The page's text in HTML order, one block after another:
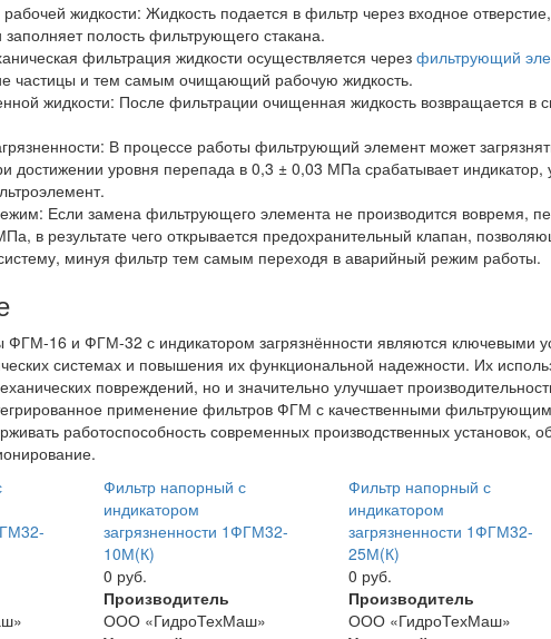
жидкости: Жидкость подается в фильтр через входное
заполняет полость фильтрующего стакана.
фильтрация жидкости осуществляется через фильтрующий
частицы и тем самым очищающий рабочую жидкость.
жидкости: После фильтрации очищенная жидкость возвращается в
В процессе работы фильтрующий элемент может
достижении уровня перепада в 0,3 ± 0,03 МПа срабатывает
Если замена фильтрующего элемента не производится вовремя,
в результате чего открывается предохранительный клапан,
минуя фильтр тем самым переходя в аварийный режим работы.
16 и ФГМ-32 с индикатором загрязнённости являются ключевыми
системах и повышения их функциональной надежности. Их
повреждений, но и значительно улучшает
применение фильтров ФГМ с качественными
работоспособность современных производственных установок,
Фильтр напорный с
индикатором
загрязненности 1ФГМ32-
10М(К)
0 руб.
Производитель
ООО «ГидроТехМаш»
Фильтр напорный с
индикатором
загрязненности 1ФГМ32-
25М(К)
0 руб.
Производитель
ООО «ГидроТехМаш»